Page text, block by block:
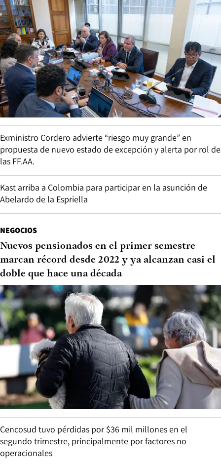
Exministro Cordero advierte “riesgo muy grande” en
propuesta de nuevo estado de excepción y alerta por rol de
las FF.AA.
Kast arriba a Colombia para participar en la asunción de
Abelardo de la Espriella
NEGOCIOS
Nuevos pensionados en el primer semestre
marcan récord desde 2022 y ya alcanzan casi el
doble que hace una década
Cencosud tuvo pérdidas por $36 mil millones en el
segundo trimestre, principalmente por factores no
operacionales